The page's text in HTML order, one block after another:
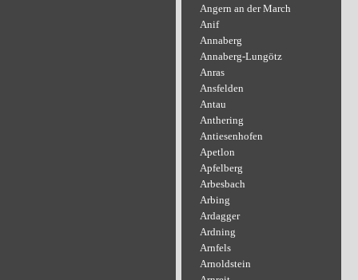
Angern an der March
Anif
Annaberg
Annaberg-Lungötz
Anras
Ansfelden
Antau
Anthering
Antiesenhofen
Apetlon
Apfelberg
Arbesbach
Arbing
Ardagger
Ardning
Arnfels
Arnoldstein